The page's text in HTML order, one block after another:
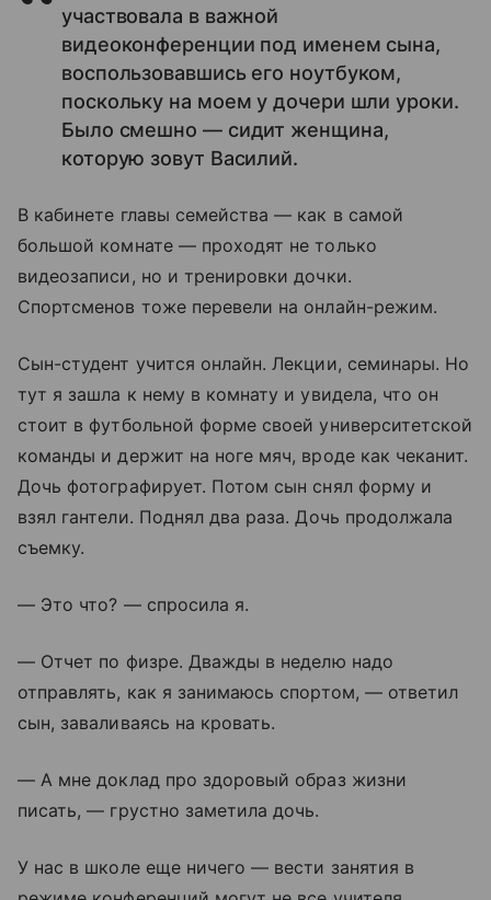
участвовала в важной
видеоконференции под именем сына,
воспользовавшись его ноутбуком,
поскольку на моем у дочери шли уроки.
Было смешно — сидит женщина,
которую зовут Василий.
В кабинете главы семейства — как в самой
большой комнате — проходят не только
видеозаписи, но и тренировки дочки.
Спортсменов тоже перевели на онлайн-режим.
Сын-студент учится онлайн. Лекции, семинары. Но
тут я зашла к нему в комнату и увидела, что он
стоит в футбольной форме своей университетской
команды и держит на ноге мяч, вроде как чеканит.
Дочь фотографирует. Потом сын снял форму и
взял гантели. Поднял два раза. Дочь продолжала
съемку.
— Это что? — спросила я.
— Отчет по физре. Дважды в неделю надо
отправлять, как я занимаюсь спортом, — ответил
сын, заваливаясь на кровать.
— А мне доклад про здоровый образ жизни
писать, — грустно заметила дочь.
У нас в школе еще ничего — вести занятия в